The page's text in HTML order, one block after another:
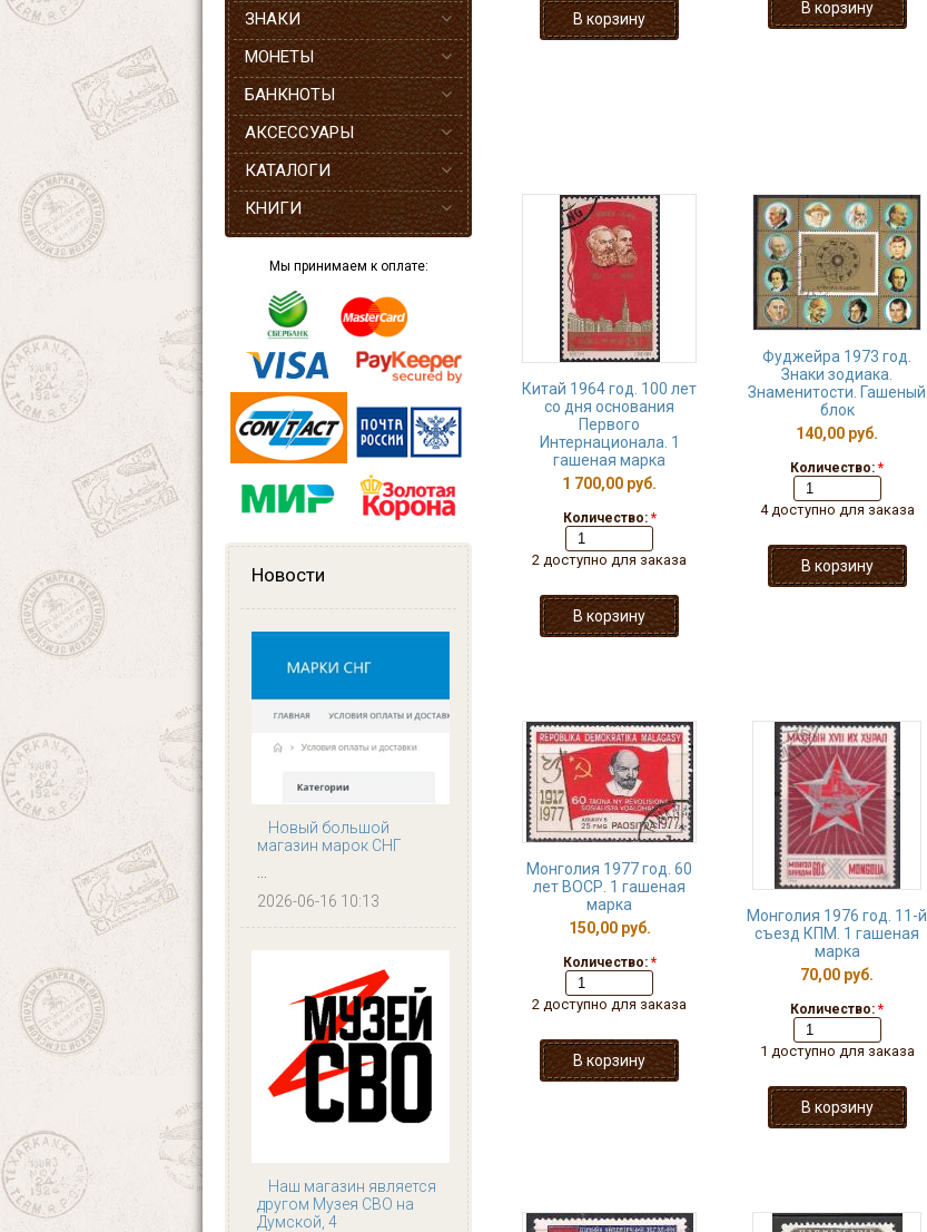
ЗНАКИ
МОНЕТЫ
БАНКНОТЫ
АКСЕССУАРЫ
КАТАЛОГИ
КНИГИ
Мы принимаем к оплате:
Новости
Новый большой
магазин марок СНГ
...
2026-06-16 10:13
Наш магазин является
другом Музея СВО на
Думской, 4
Китай 1964 год. 100 лет
со дня основания
Первого
Интернационала. 1
гашеная марка
1 700,00 руб.
Количество: *
2 доступно для заказа
Фуджейра 1973 год.
Знаки зодиака.
Знаменитости. Гашеный
блок
140,00 руб.
Количество: *
4 доступно для заказа
Монголия 1977 год. 60
лет ВОСР. 1 гашеная
марка
150,00 руб.
Количество: *
2 доступно для заказа
Монголия 1976 год. 11-й
съезд КПМ. 1 гашеная
марка
70,00 руб.
Количество: *
1 доступно для заказа